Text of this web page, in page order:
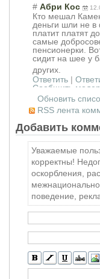
# Абри Кос
Кто мешал
деньги шли не в
платит платят
самые
пенсионерки.
сидит на шее у
других.
Ответить |
Сообщить
Обновить
RSS лента
Добавить
Уважаемые
корректны!
оскорбления,
поведение,